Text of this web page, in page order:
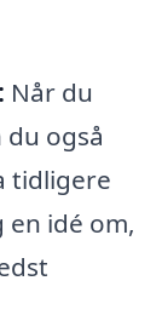
Når du
også
tidligere
en idé om,